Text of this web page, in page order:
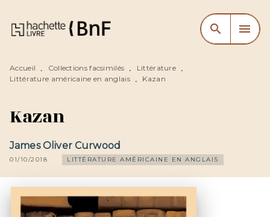
MENU RECHERCHE
CONTENU
search menu
Accueil • Collections facsimilés • Littérature •
Littérature américaine en anglais
• Kazan
Kazan
James Oliver Curwood
01/10/2018 LITTÉRATURE AMÉRICAINE EN ANGLAIS